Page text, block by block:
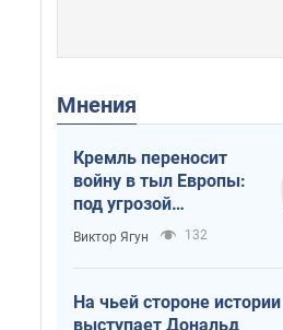
Мнения
Кремль переносит
войну в тыл Европы:
под угрозой
критическая
логистика
Виктор Ягун 132
На чьей стороне истории
выступает Дональд